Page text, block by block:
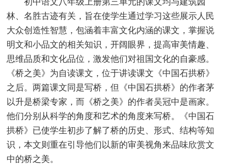
初中语文八年级上册第三单元的课文均与建筑园
林、名胜古迹有关，旨在使学生通过学习这些展示人民
大众创造性智慧，包涵着丰富文化内涵的课文，掌握说
明文和小品文的相关知识，开阔眼界，提高审美情趣、
思维品质和文化品位，激发他们对祖国文化的自豪感。
《桥之美》为自读课文，位于讲读课文《中国石拱桥》
之后。两篇课文同是写桥，但《中国石拱桥》的作者茅
以升是桥梁专家，而《桥之美》的作者吴冠中是画家。
他们分别从科学的角度和艺术的角度来写桥。《中国石
拱桥》已使学生初步了解了桥的历史、形式、结构等知
识，本文则重在引导他们以新的审美视角来品味欣赏文
中的桥之美。